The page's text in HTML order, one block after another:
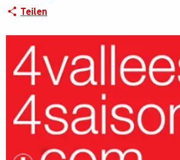
Teilen